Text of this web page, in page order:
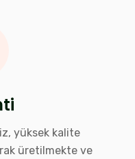
yüksek kalite
üretilmekte ve